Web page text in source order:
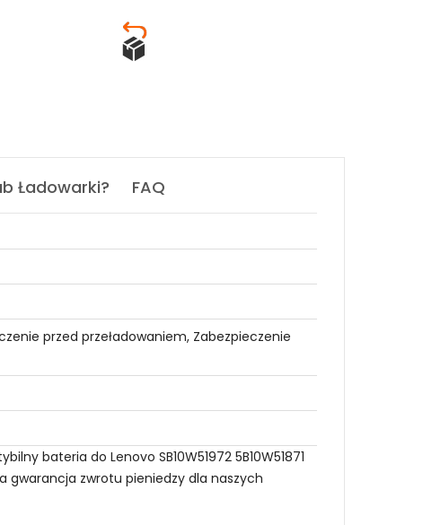
Ładowarki? FAQ
przed przeładowaniem, Zabezpieczenie
bateria do Lenovo SB10W51972 5B10W51871
gwarancja zwrotu pieniedzy dla naszych